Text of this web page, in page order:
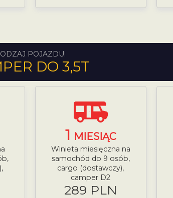
POJAZDU:
DO 3,5T
1 MIESIĄC
Winieta miesięczna na
samochód do 9 osób,
cargo (dostawczy),
camper D2
289 PLN